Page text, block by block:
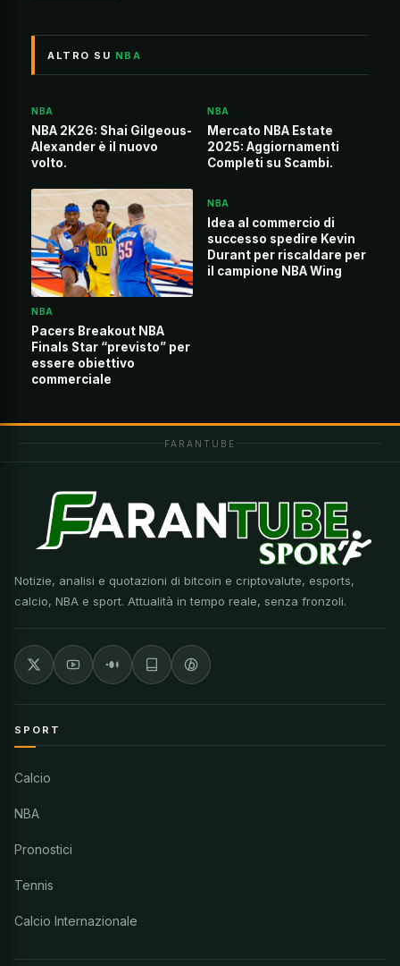
ALTRO SU NBA
NBA
NBA 2K26: Shai Gilgeous-
Alexander è il nuovo
volto.
NBA
Mercato NBA Estate
2025: Aggiornamenti
Completi su Scambi.
NBA
Pacers Breakout NBA
Finals Star “previsto” per
essere obiettivo
commerciale
NBA
Idea al commercio di
successo spedire Kevin
Durant per riscaldare per
il campione NBA Wing
FARANTUBE
Notizie, analisi e quotazioni di bitcoin e criptovalute, esports,
calcio, NBA e sport. Attualità in tempo reale, senza fronzoli.
SPORT
Calcio
NBA
Pronostici
Tennis
Calcio Internazionale